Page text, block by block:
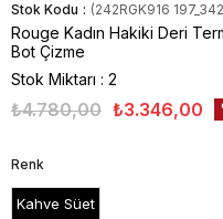
Stok Kodu (242RGK916
Rouge Kadın Hakiki Deri
Bot Çizme
Stok Miktarı : 2
₺4.780,00 ₺3.346,00
Renk
Kahve Süet